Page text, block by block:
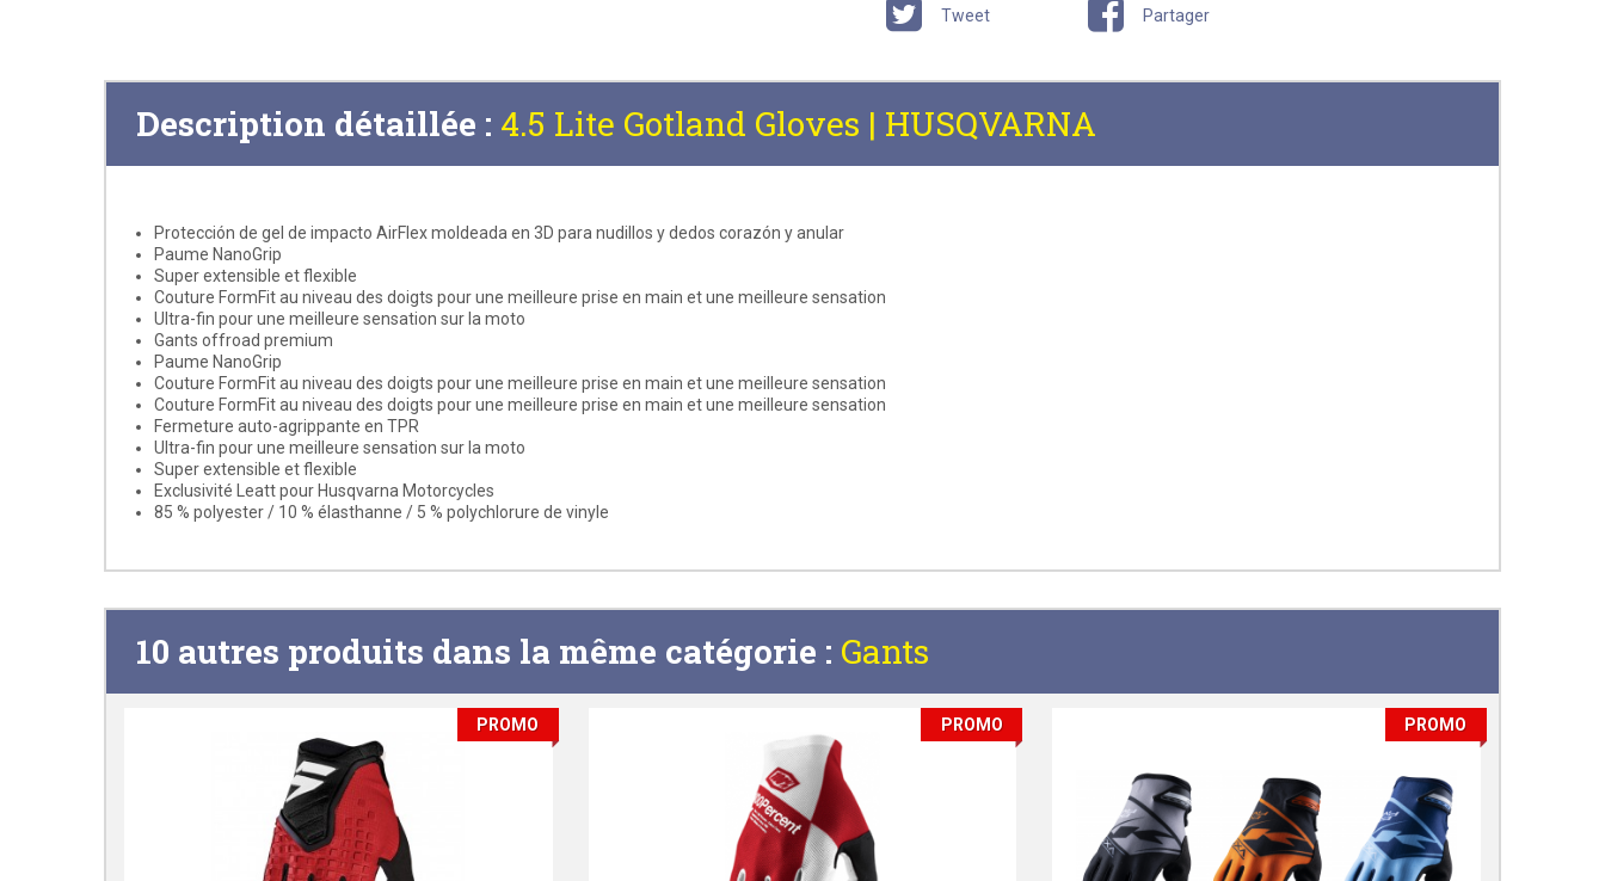
Tweet Partager
Description détaillée : 4.5 Lite Gotland Gloves | HUSQVARNA
Protección de gel de impacto AirFlex moldeada en 3D para nudillos y dedos corazón y anular
Paume NanoGrip
Super extensible et flexible
Couture FormFit au niveau des doigts pour une meilleure prise en main et une meilleure sensation
Ultra-fin pour une meilleure sensation sur la moto
Gants offroad premium
Paume NanoGrip
Couture FormFit au niveau des doigts pour une meilleure prise en main et une meilleure sensation
Couture FormFit au niveau des doigts pour une meilleure prise en main et une meilleure sensation
Fermeture auto-agrippante en TPR
Ultra-fin pour une meilleure sensation sur la moto
Super extensible et flexible
Exclusivité Leatt pour Husqvarna Motorcycles
85 % polyester / 10 % élasthanne / 5 % polychlorure de vinyle
10 autres produits dans la même catégorie : Gants
PROMO PROMO PROMO